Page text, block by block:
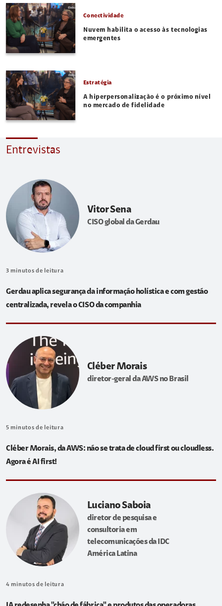
Conectividade
Nuvem habilita o acesso às tecnologias
emergentes
Estratégia
A hiperpersonalização é o próximo nível
no mercado de fidelidade
Entrevistas
Vitor Sena
CISO global da Gerdau
3 minutos de leitura
Gerdau aplica segurança da informação holística e com gestão
centralizada, revela o CISO da companhia
Cléber Morais
diretor-geral da AWS no Brasil
5 minutos de leitura
Cléber Morais, da AWS: não se trata de cloud first ou cloudless.
Agora é AI first!
Luciano Saboia
diretor de pesquisa e
consultoria em
telecomunicações da IDC
América Latina
4 minutos de leitura